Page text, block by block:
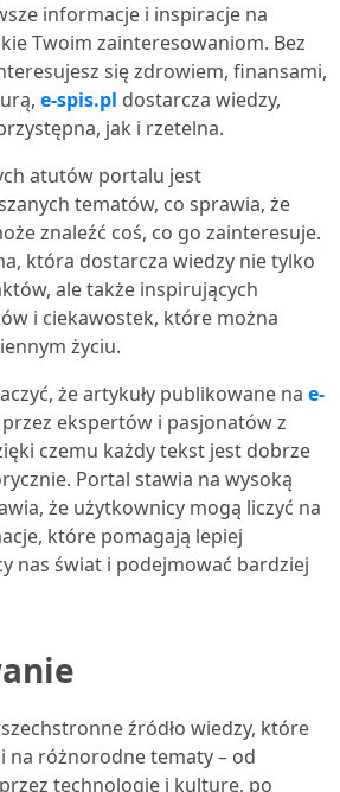
informacje i inspiracje na
Twoim zainteresowaniom. Bez
się zdrowiem, finansami,
e-spis.pl dostarcza wiedzy,
jak i rzetelna.
atutów portalu jest
tematów, co sprawia, że
znaleźć coś, co go zainteresuje.
która dostarcza wiedzy nie tylko
ale także inspirujących
i ciekawostek, które można
życiu.
że artykuły publikowane na e-
ekspertów i pasjonatów z
czemu każdy tekst jest dobrze
Portal stawia na wysoką
że użytkownicy mogą liczyć na
które pomagają lepiej
nas świat i podejmować bardziej
źródło wiedzy, które
na różnorodne tematy – od
technologię i kulturę, po